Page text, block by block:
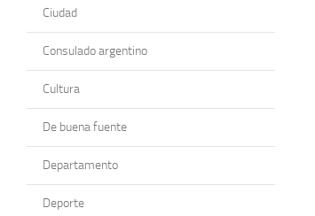
Ciudad
Consulado argentino
Cultura
De buena fuente
Departamento
Deporte